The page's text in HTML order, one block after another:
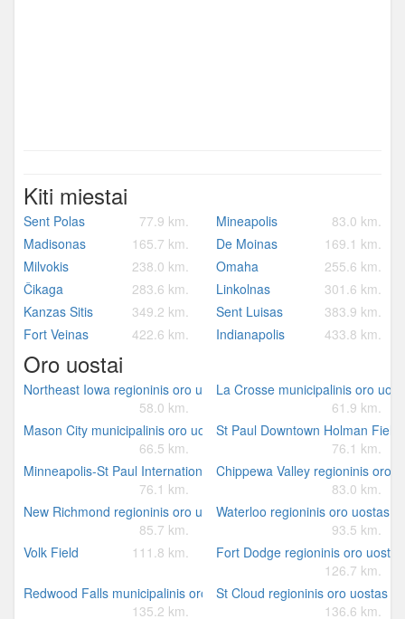
Kiti miestai
Sent Polas 77.9 km. Mineapolis
83.0 km.
Madisonas
165.7 km. De Moinas
169.1 km.
Milvokis
238.0 km. Omaha
255.6 km.
Čikaga
283.6 km. Linkolnas
301.6 km.
Kanzas Sitis
349.2 km. Sent Luisas
383.9 km.
Fort Veinas
422.6 km. Indianapolis 433.8 km.
Oro uostai
Northeast Iowa regioninis oro uostas
58.0 km.
La Crosse municipalinis oro
61.9 km.
Mason City municipalinis oro uostas
66.5 km.
St Paul Downtown Holman Field
76.1 km.
Minneapolis-St Paul International/Wold-Chamberlain oro uostas
76.1 km.
Chippewa Valley regioninis oro
83.0 km.
New Richmond regioninis oro uostas
85.7 km.
Waterloo regioninis oro uostas
93.5 km.
Volk Field
111.8 km.
Fort Dodge regioninis oro uostas
126.7 km.
Redwood Falls municipalinis oro uostas
135.2 km.
St Cloud regioninis oro uostas
136.6 km.